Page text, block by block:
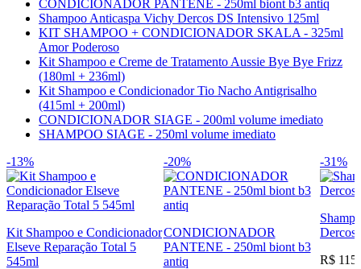
CONDICIONADOR PANTENE - 250ml biont b3 antiq
Shampoo Anticaspa Vichy Dercos DS Intensivo 125ml
KIT SHAMPOO + CONDICIONADOR SKALA - 325ml
Amor Poderoso
Kit Shampoo e Creme de Tratamento Aussie Bye Bye Frizz
(180ml + 236ml)
Kit Shampoo e Condicionador Tio Nacho Antigrisalho
(415ml + 200ml)
CONDICIONADOR SIAGE - 200ml volume imediato
SHAMPOO SIAGE - 250ml volume imediato
-13%
Kit Shampoo e Condicionador
Elseve Reparação Total 5
545ml
-20%
CONDICIONADOR
PANTENE - 250ml biont b3
antiq
-31%
Dercos
R$